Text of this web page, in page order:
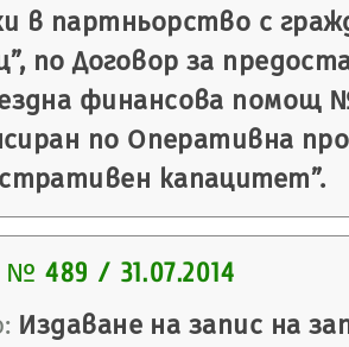
в партньорство с
по Договор за
финансова помощ №
по Оперативна
капацитет”.
№ 489 / 31.07.2014
Издаване на запис на